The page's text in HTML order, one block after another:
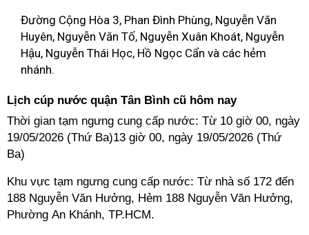
Đường Cộng Hòa 3, Phan Đình Phùng, Nguyễn Văn
Huyên, Nguyễn Văn Tố, Nguyễn Xuân Khoát, Nguyễn
Hậu, Nguyễn Thái Học, Hồ Ngọc Cẩn và các hẻm
nhánh.
Lịch cúp nước quận Tân Bình cũ hôm nay
Thời gian tạm ngưng cung cấp nước: Từ 10 giờ 00, ngày
19/05/2026 (Thứ Ba)13 giờ 00, ngày 19/05/2026 (Thứ
Ba)
Khu vực tạm ngưng cung cấp nước: Từ nhà số 172 đến
188 Nguyễn Văn Hưởng, Hẻm 188 Nguyễn Văn Hưởng,
Phường An Khánh, TP.HCM.